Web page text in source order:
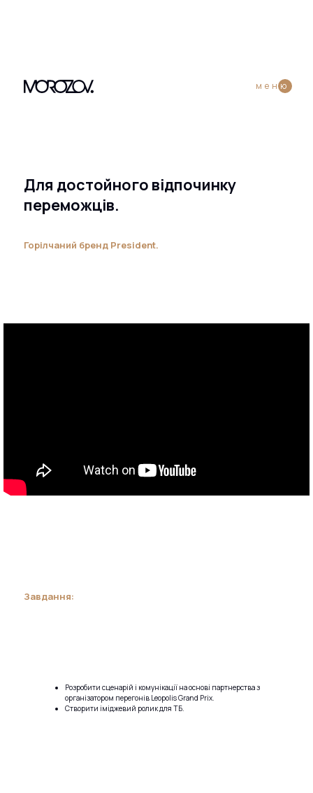
меню
Для достойного відпочинку
переможців.
Горілчаний бренд President.
Завдання:
Розробити сценарій і комунікації на основі партнерства з
організатором перегонів Leopolis Grand Prix.
Створити іміджевий ролик для ТБ.